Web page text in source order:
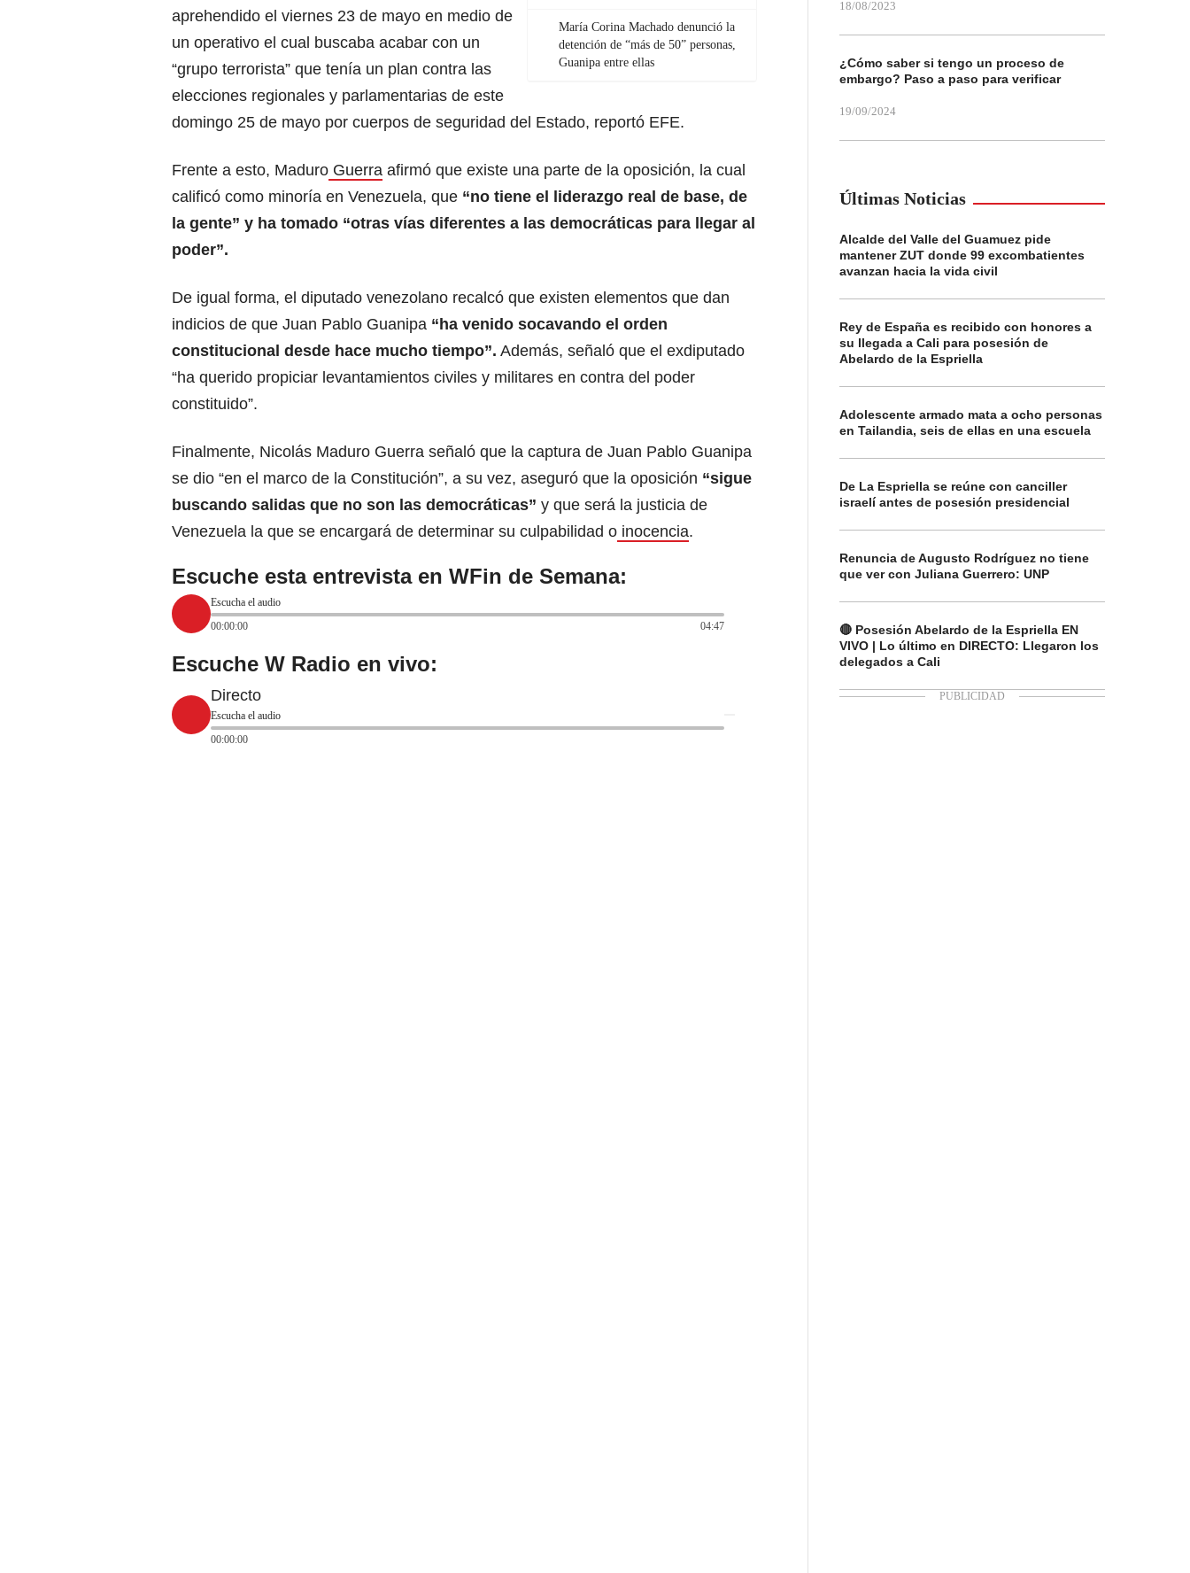
María Corina Machado denunció la
detención de “más de 50” personas,
Guanipa entre ellas
aprehendido el viernes 23 de mayo en medio de
un operativo el cual buscaba acabar con un
“grupo terrorista” que tenía un plan contra las
elecciones regionales y parlamentarias de este
domingo 25 de mayo por cuerpos de seguridad del Estado, reportó EFE.
Frente a esto, Maduro Guerra afirmó que existe una parte de la oposición, la cual
calificó como minoría en Venezuela, que “no tiene el liderazgo real de base, de
la gente” y ha tomado “otras vías diferentes a las democráticas para llegar al
poder”.
De igual forma, el diputado venezolano recalcó que existen elementos que dan
indicios de que Juan Pablo Guanipa “ha venido socavando el orden
constitucional desde hace mucho tiempo”. Además, señaló que el exdiputado
“ha querido propiciar levantamientos civiles y militares en contra del poder
constituido”.
Finalmente, Nicolás Maduro Guerra señaló que la captura de Juan Pablo Guanipa
se dio “en el marco de la Constitución”, a su vez, aseguró que la oposición “sigue
buscando salidas que no son las democráticas” y que será la justicia de
Venezuela la que se encargará de determinar su culpabilidad o inocencia.
Escuche esta entrevista en WFin de Semana:
Escucha el audio
00:00:00
04:47
Escuche W Radio en vivo:
Directo
Escucha el audio
00:00:00
18/08/2023
¿Cómo saber si tengo un proceso de
embargo? Paso a paso para verificar
19/09/2024
Últimas Noticias
Alcalde del Valle del Guamuez pide
mantener ZUT donde 99 excombatientes
avanzan hacia la vida civil
Rey de España es recibido con honores a
su llegada a Cali para posesión de
Abelardo de la Espriella
Adolescente armado mata a ocho personas
en Tailandia, seis de ellas en una escuela
De La Espriella se reúne con canciller
israelí antes de posesión presidencial
Renuncia de Augusto Rodríguez no tiene
que ver con Juliana Guerrero: UNP
🔴 Posesión Abelardo de la Espriella EN
VIVO | Lo último en DIRECTO: Llegaron los
delegados a Cali